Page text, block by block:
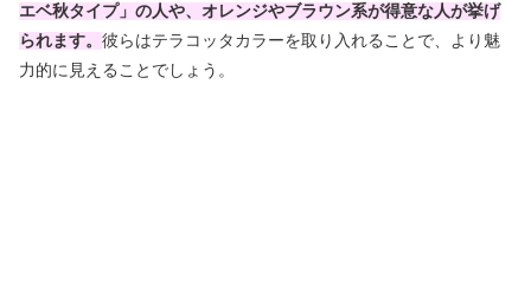
エベ秋タイプ」の人や、オレンジやブラウン系が得意な人が挙げ
られます。 彼らはテラコッタカラーを取り入れることで、より魅
力的に見えることでしょう。